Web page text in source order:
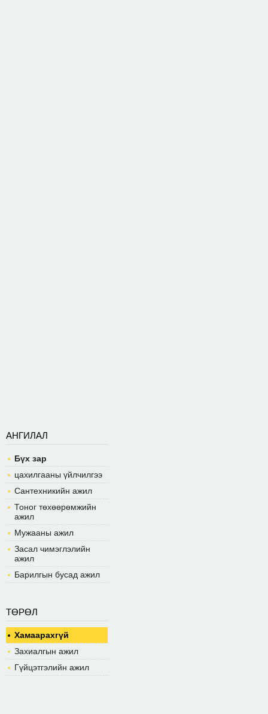
АНГИЛАЛ
Бүх зар
цахилгааны үйлчилгээ
Сантехникийн ажил
Тоног төхөөрөмжийн
ажил
Мужааны ажил
Засал чимэглэлийн
ажил
Барилгын бусад ажил
ТӨРӨЛ
Хамаарахгүй
Захиалгын ажил
Гүйцэтгэлийн ажил